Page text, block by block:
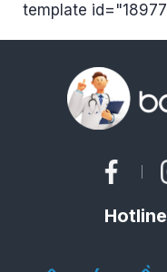
template